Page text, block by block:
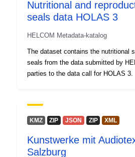
Nutritional and
seals data HOLAS 3
HELCOM Metadata-katalog
The dataset contains the nutritional
seals from the data submitted by
parties to the data call for HOLAS 3.
KMZ ZIP JSON ZIP XML
Kunstwerke mit
Salzburg